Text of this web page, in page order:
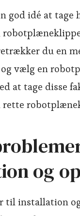
god idé at tage
du en
vælg en
at tage disse
rette
og
til installation